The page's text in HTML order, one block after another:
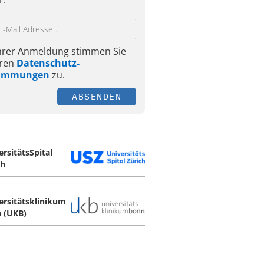
Anmeldung stimmen Sie
Datenschutz-
zu.
ABSENDEN
(UKB)